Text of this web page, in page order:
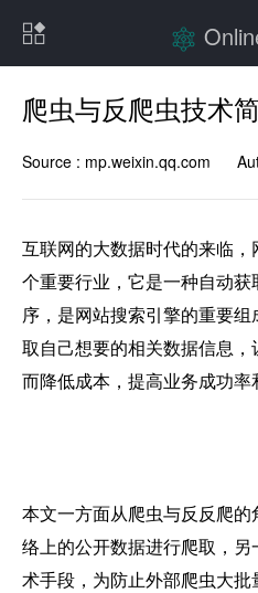
爬虫与反爬虫技术
Source : mp.weixin.qq.com
互联网的大数据时代的来临
个重要行业，它是一种自动
序，是网站搜索引擎的重要
取自己想要的相关数据信息
而降低成本，提高业务成功率
本文一方面从爬虫与反反爬
络上的公开数据进行爬取，
术手段，为防止外部爬虫大